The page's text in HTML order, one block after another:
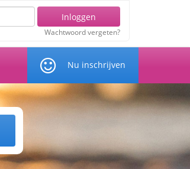
Inloggen
Wachtwoord vergeten?
Nu inschrijven